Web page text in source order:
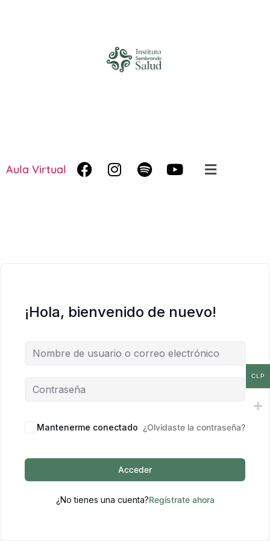
Aula Virtual
¡Hola, bienvenido de nuevo!
Mantenerme conectado ¿Olvidaste la contraseña?
Acceder
¿No tienes una cuenta?Regístrate ahora
CLP